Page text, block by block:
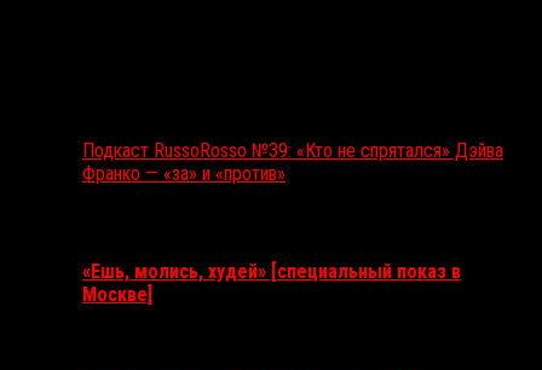
Подкаст RussoRosso №39: «Кто не спрятался» Дэйва
Франко — «за» и «против»
«Ешь, молись, худей» [специальный показ в
Москве]